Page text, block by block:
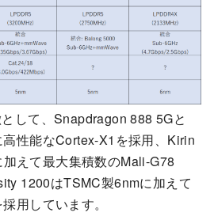
して、Snapdragon 888 5Gと
性能なCortex-X1を採用、Kirin
えて最大集積数のMali-G78
1200はTSMC製6nmに加えて
用しています。